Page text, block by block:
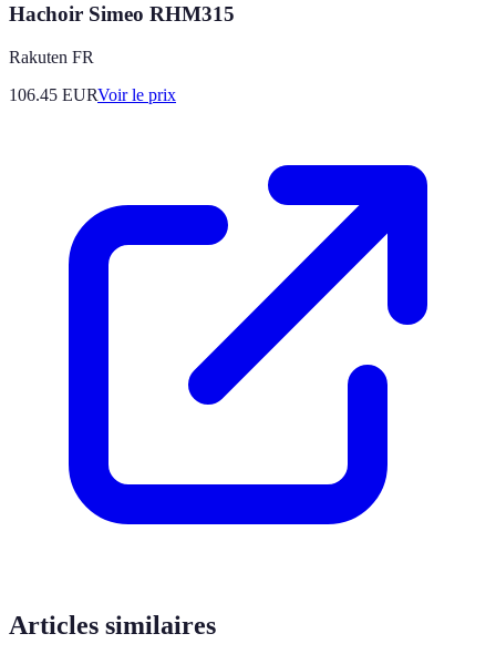
Hachoir Simeo RHM315
Rakuten FR
106.45 EURVoir le prix
Articles similaires